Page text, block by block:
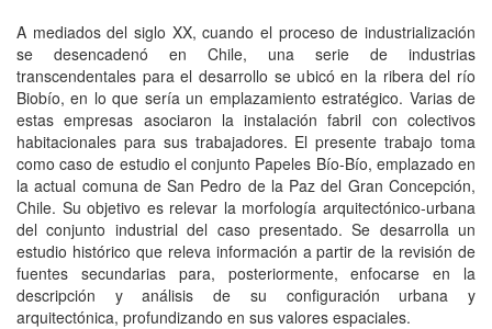
A mediados del siglo XX, cuando el proceso de industrialización
se desencadenó en Chile, una serie de industrias
transcendentales para el desarrollo se ubicó en la ribera del río
Biobío, en lo que sería un emplazamiento estratégico. Varias de
estas empresas asociaron la instalación fabril con colectivos
habitacionales para sus trabajadores. El presente trabajo toma
como caso de estudio el conjunto Papeles Bío-Bío, emplazado en
la actual comuna de San Pedro de la Paz del Gran Concepción,
Chile. Su objetivo es relevar la morfología arquitectónico-urbana
del conjunto industrial del caso presentado. Se desarrolla un
estudio histórico que releva información a partir de la revisión de
fuentes secundarias para, posteriormente, enfocarse en la
descripción y análisis de su configuración urbana y
arquitectónica, profundizando en sus valores espaciales.